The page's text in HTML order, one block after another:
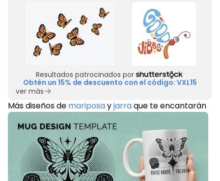
Resultados patrocinados por
Obtén un 15% de descuento con el código: VXL15
ver más
Más diseños de mariposayjarraque te encantarán